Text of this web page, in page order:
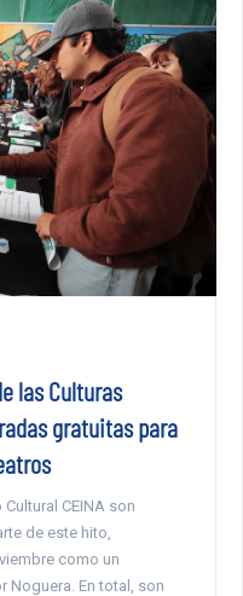
las Culturas
gratuitas para
Cultural CEINA son
de este hito,
como un
Noguera. En total, son